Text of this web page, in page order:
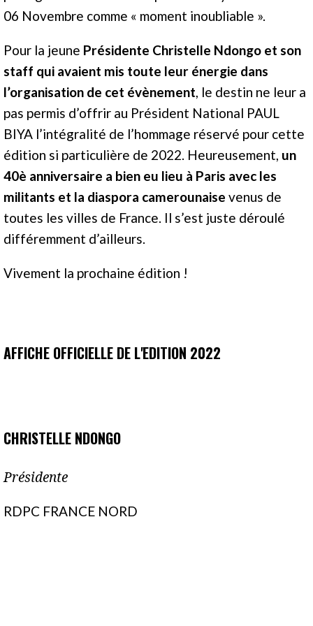
06 Novembre comme « moment inoubliable ».
Pour la jeune Présidente Christelle Ndongo et son
staff qui avaient mis toute leur énergie dans
l’organisation de cet évènement, le destin ne leur a
pas permis d’offrir au Président National PAUL
BIYA l’intégralité de l’hommage réservé pour cette
édition si particulière de 2022. Heureusement, un
40è anniversaire a bien eu lieu à Paris avec les
militants et la diaspora camerounaise venus de
toutes les villes de France. Il s’est juste déroulé
différemment d’ailleurs.
Vivement la prochaine édition !
AFFICHE OFFICIELLE DE L'EDITION 2022
CHRISTELLE NDONGO
Présidente
RDPC FRANCE NORD